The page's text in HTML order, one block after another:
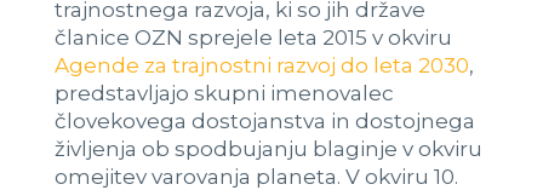
trajnostnega razvoja, ki so jih države
članice OZN sprejele leta 2015 v okviru
Agende za trajnostni razvoj do leta 2030,
predstavljajo skupni imenovalec
človekovega dostojanstva in dostojnega
življenja ob spodbujanju blaginje v okviru
omejitev varovanja planeta. V okviru 10.